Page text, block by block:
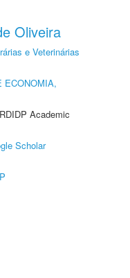
Oliveira
e Veterinárias
ECONOMIA,
Academic
Scholar